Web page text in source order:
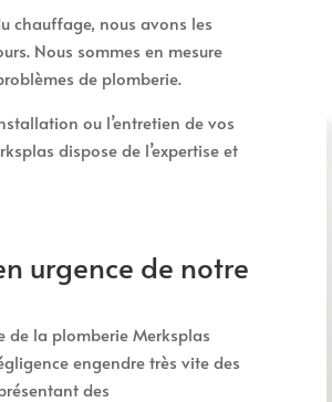
chauffage, nous avons les
Nous sommes en mesure
de plomberie.
ou l’entretien de vos
dispose de l’expertise et
urgence de notre
de la plomberie Merksplas
engendre très vite des
des